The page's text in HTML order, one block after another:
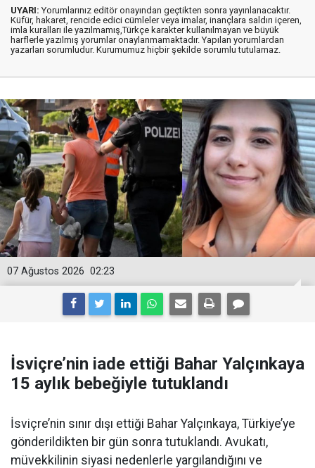
UYARI: Yorumlarınız editör onayından geçtikten sonra yayınlanacaktır.
Küfür, hakaret, rencide edici cümleler veya imalar, inançlara saldırı içeren,
imla kuralları ile yazılmamış,Türkçe karakter kullanılmayan ve büyük
harflerle yazılmış yorumlar onaylanmamaktadır. Yapılan yorumlardan
yazarları sorumludur. Kurumumuz hiçbir şekilde sorumlu tutulamaz.
02:23
07 Ağustos 2026
İsviçre’nin iade ettiği Bahar Yalçınkaya
15 aylık bebeğiyle tutuklandı
İsviçre’nin sınır dışı ettiği Bahar Yalçınkaya, Türkiye’ye
gönderildikten bir gün sonra tutuklandı. Avukatı,
müvekkilinin siyasi nedenlerle yargılandığını ve